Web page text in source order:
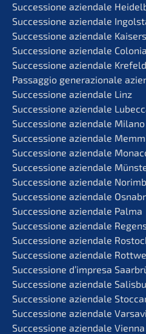
Succes­sio­ne aziend­a­le
Succes­sio­ne aziend­a­le
Succes­sio­ne aziend­a­le
Succes­sio­ne aziend­a­le Colonia
Succes­sio­ne aziend­a­le Krefeld
Passag­gio genera­zio­na­le
Succes­sio­ne aziend­a­le Linz
Succes­sio­ne aziend­a­le
Succes­sio­ne aziend­a­le Milano
Succes­sio­ne aziend­a­le
Succes­sio­ne aziend­a­le
Succes­sio­ne aziend­a­le
Succes­sio­ne aziend­a­le
Succes­sio­ne aziend­a­le
Succes­sio­ne aziend­a­le Palma
Succes­sio­ne aziend­a­le
Succes­sio­ne aziend­a­le
Succes­sio­ne aziend­a­le
Succes­sio­ne d’impre­sa
Succes­sio­ne aziend­a­le
Succes­sio­ne aziend­a­le
Succes­sio­ne aziend­a­le
Succes­sio­ne aziend­a­le Vienna